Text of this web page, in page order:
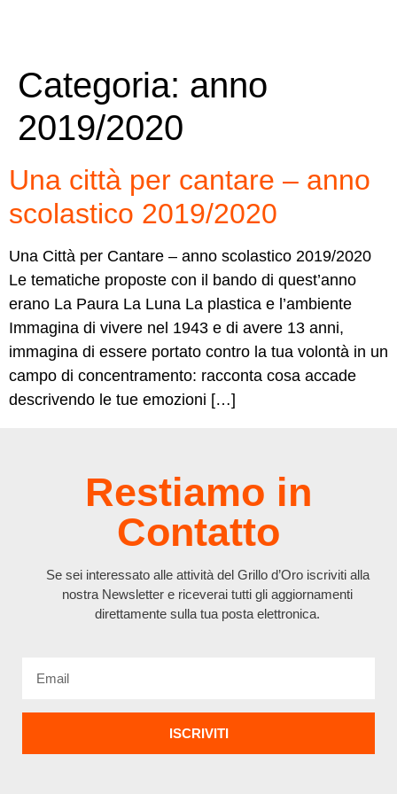
Categoria: anno
2019/2020
Una città per cantare – anno
scolastico 2019/2020
Una Città per Cantare – anno scolastico 2019/2020
Le tematiche proposte con il bando di quest’anno
erano La Paura La Luna La plastica e l’ambiente
Immagina di vivere nel 1943 e di avere 13 anni,
immagina di essere portato contro la tua volontà in un
campo di concentramento: racconta cosa accade
descrivendo le tue emozioni […]
Restiamo in
Contatto
Se sei interessato alle attività del Grillo d’Oro iscriviti alla
nostra Newsletter e riceverai tutti gli aggiornamenti
direttamente sulla tua posta elettronica.
ISCRIVITI